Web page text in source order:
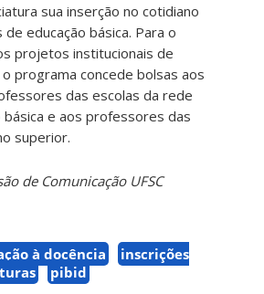
sua inserção no cotidiano
educação básica. Para o
projetos institucionais de
o programa concede bolsas aos
das escolas da rede
básica e aos professores das
superior.
de Comunicação UFSC
à docência
inscrições
pibid